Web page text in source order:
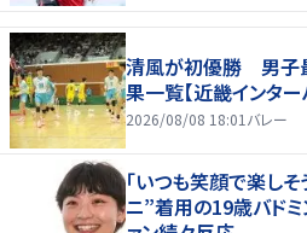
清風が初優勝 男子
果一覧【近畿インター
2026/08/08 18:01 バレー
「いつも笑顔で楽し
ニ”着用の19歳バドミ